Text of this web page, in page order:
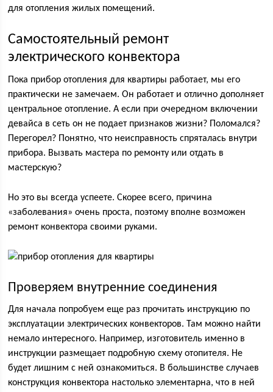
для отопления жилых помещений.
Самостоятельный ремонт
электрического конвектора
Пока прибор отопления для квартиры работает, мы его
практически не замечаем. Он работает и отлично дополняет
центральное отопление. А если при очередном включении
девайса в сеть он не подает признаков жизни? Поломался?
Перегорел? Понятно, что неисправность спряталась внутри
прибора. Вызвать мастера по ремонту или отдать в
мастерскую?
Но это вы всегда успеете. Скорее всего, причина
«заболевания» очень проста, поэтому вполне возможен
ремонт конвектора своими руками.
Проверяем внутренние соединения
Для начала попробуем еще раз прочитать инструкцию по
эксплуатации электрических конвекторов. Там можно найти
немало интересного. Например, изготовитель именно в
инструкции размещает подробную схему отопителя. Не
будет лишним с ней ознакомиться. В большинстве случаев
конструкция конвектора настолько элементарна, что в ней